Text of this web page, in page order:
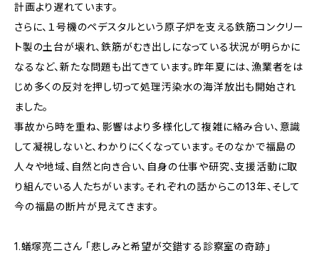
計画より遅れています。
さらに、１号機のペデスタルという原子炉を支える鉄筋コンクリー
ト製の土台が壊れ、鉄筋がむき出しになっている状況が明らかに
なるなど、新たな問題も出てきています。昨年夏には、漁業者をは
じめ多くの反対を押し切って処理汚染水の海洋放出も開始され
ました。
事故から時を重ね、影響はより多様化して複雑に絡み合い、意識
して凝視しないと、わかりにくくなっています。そのなかで福島の
人々や地域、自然と向き合い、自身の仕事や研究、支援活動に取
り組んでいる人たちがいます。それぞれの話からこの13年、そして
今の福島の断片が見えてきます。
1.蟻塚亮二さん 「悲しみと希望が交錯する診察室の奇跡」